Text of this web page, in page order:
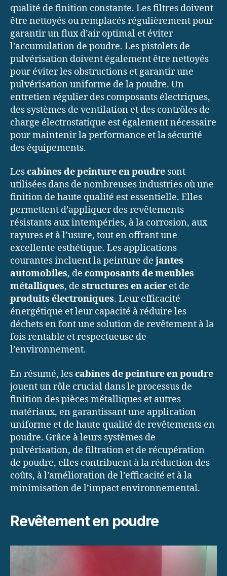
qualité de finition constante. Les filtres doivent
être nettoyés ou remplacés régulièrement pour
garantir un flux d’air optimal et éviter
l’accumulation de poudre. Les pistolets de
pulvérisation doivent également être nettoyés
pour éviter les obstructions et garantir une
pulvérisation uniforme de la poudre. Un
entretien régulier des composants électriques,
des systèmes de ventilation et des contrôles de
charge électrostatique est également nécessaire
pour maintenir la performance et la sécurité
des équipements.
Lescabines de peinture en poudre sont
utilisées dans de nombreuses industries où une
finition de haute qualité est essentielle. Elles
permettent d’appliquer des revêtements
résistants aux intempéries, à la corrosion, aux
rayures et à l’usure, tout en offrant une
excellente esthétique. Les applications
courantes incluent la peinture de jantes
automobiles, de composants de meubles
métalliques, de structures en acier et de
produits électroniques. Leur efficacité
énergétique et leur capacité à réduire les
déchets en font une solution de revêtement à la
fois rentable et respectueuse de
l’environnement.
En résumé, lescabines de peinture en poudre
jouent un rôle crucial dans le processus de
finition des pièces métalliques et autres
matériaux, en garantissant une application
uniforme et de haute qualité de revêtements en
poudre. Grâce à leurs systèmes de
pulvérisation, de filtration et de récupération
de poudre, elles contribuent à la réduction des
coûts, à l’amélioration de l’efficacité et à la
minimisation de l’impact environnemental.
Revêtement en poudre